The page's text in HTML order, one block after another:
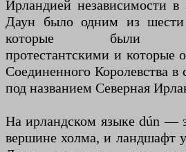
Ирландией независимости в
Даун было одним из шести
которые были
протестантскими и которые
Соединенного Королевства в
под названием Северная
На ирландском языке dún —
вершине холма, и ландшафт